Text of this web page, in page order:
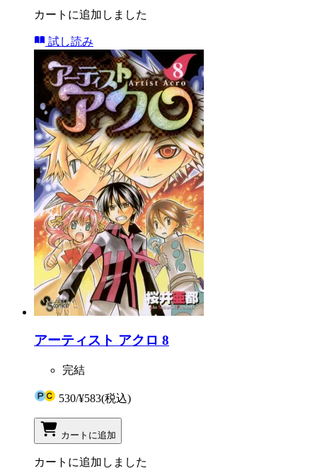
カートに追加しました
試し読み
アーティスト アクロ 8
完結
530/¥583(税込)
カートに追加
カートに追加しました